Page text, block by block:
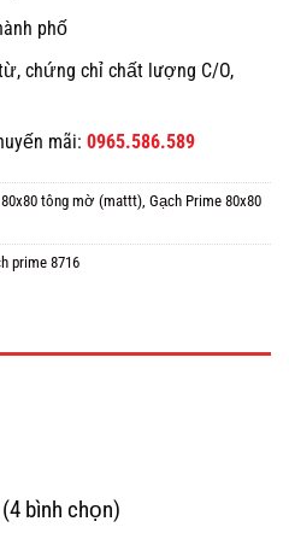
phố
chứng chỉ chất lượng C/O,
mãi: 0965.586.589
tông mờ (mattt), Gạch Prime 80x80
prime 8716
bình chọn)